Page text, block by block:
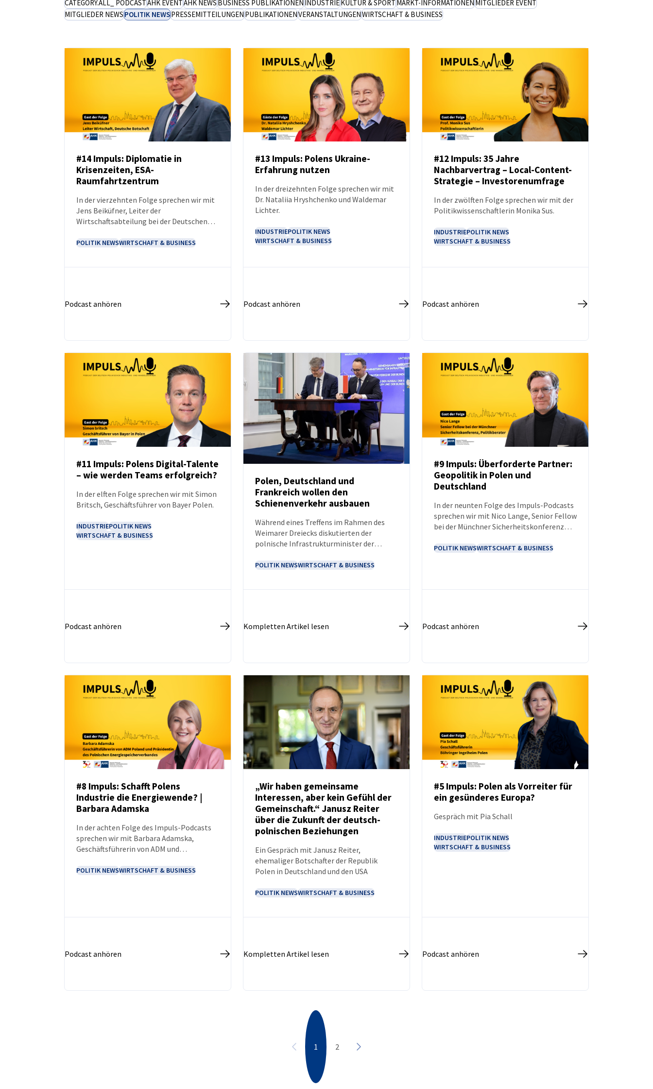
Poland
CATEGORY.ALL_ PODCASTAHK EVENTAHK NEWSBUSINESS PUBLIKATIONENINDUSTRIEKULTUR & SPORTMARKT-INFORMATIONENMITGLIEDER EVENT
MITGLIEDER NEWSPOLITIK NEWSPRESSEMITTEILUNGENPUBLIKATIONENVERANSTALTUNGENWIRTSCHAFT & BUSINESS
PODCAST
#14 Impuls: Diplomatie in
Krisenzeiten, ESA-
Raumfahrtzentrum
In der vierzehnten Folge sprechen wir mit
Jens Beiküfner, Leiter der
Wirtschaftsabteilung bei der Deutschen
POLITIK NEWSWIRTSCHAFT & BUSINESS
Podcast anhören
#13 Impuls: Polens Ukraine-
Erfahrung nutzen
In der dreizehnten Folge sprechen wir mit
Dr. Nataliia Hryshchenko und Waldemar
Lichter.
INDUSTRIEPOLITIK NEWS
WIRTSCHAFT & BUSINESS
Podcast anhören
PODCAST
#12 Impuls: 35 Jahre
Nachbarvertrag – Local-Content-
Strategie – Investorenumfrage
In der zwölften Folge sprechen wir mit der
Politikwissenschaftlerin Monika Sus.
INDUSTRIEPOLITIK NEWS
WIRTSCHAFT & BUSINESS
Podcast anhören
#11 Impuls: Polens Digital-Talente
– wie werden Teams erfolgreich?
In der elften Folge sprechen wir mit Simon
Britsch, Geschäftsführer von Bayer Polen.
INDUSTRIEPOLITIK NEWS
WIRTSCHAFT & BUSINESS
Podcast anhören
NEUIGKEITEN
Polen, Deutschland und
Frankreich wollen den
Schienenverkehr ausbauen
Während eines Treffens im Rahmen des
Weimarer Dreiecks diskutierten der
polnische Infrastrukturminister der
deutsche Verkehrsminister und der
POLITIK NEWSWIRTSCHAFT & BUSINESS
Kompletten Artikel lesen
PODCAST
#9 Impuls: Überforderte Partner:
Geopolitik in Polen und
Deutschland
In der neunten Folge des Impuls-Podcasts
sprechen wir mit Nico Lange, Senior Fellow
bei der Münchner Sicherheitskonferenz
Bundesregierung.
POLITIK NEWSWIRTSCHAFT & BUSINESS
Podcast anhören
PODCAST
#8 Impuls: Schafft Polens
Industrie die Energiewende? |
Barbara Adamska
In der achten Folge des Impuls-Podcasts
sprechen wir mit Barbara Adamska,
Geschäftsführerin von ADM und
Energiespeicherverbandes
POLITIK NEWSWIRTSCHAFT & BUSINESS
Podcast anhören
NEUIGKEITEN
„Wir haben gemeinsame
Interessen, aber kein Gefühl der
Gemeinschaft.“ Janusz Reiter
über die Zukunft der deutsch-
polnischen Beziehungen
Ein Gespräch mit Janusz Reiter,
ehemaliger Botschafter der Republik
Polen in Deutschland und den USA
POLITIK NEWSWIRTSCHAFT & BUSINESS
Kompletten Artikel lesen
#5 Impuls: Polen als Vorreiter für
ein gesünderes Europa?
Gespräch mit Pia Schall
INDUSTRIEPOLITIK NEWS
WIRTSCHAFT & BUSINESS
Podcast anhören
Vorherige
1 2
Nächste